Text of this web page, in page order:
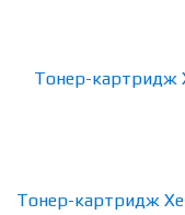
Тонер-картридж